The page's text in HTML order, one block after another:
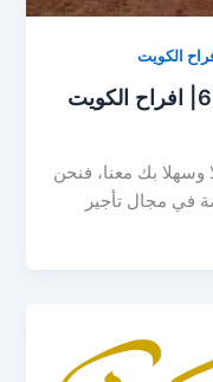
وسهلا بك معنا، فنحن
في مجال تأجير